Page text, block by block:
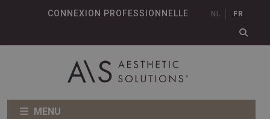
CONNEXION PROFESSIONNELLE NL FR
MENU